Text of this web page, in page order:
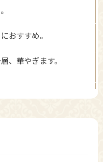
おすすめ。
、華やぎます。